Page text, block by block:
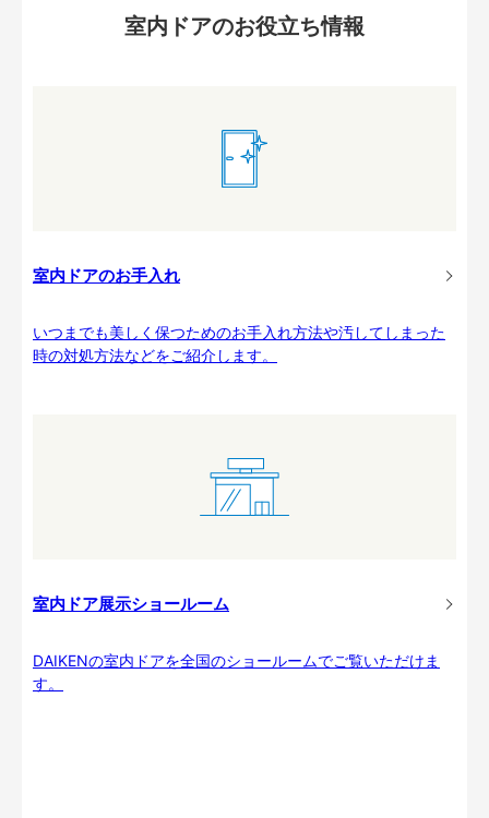
室内ドアのお役立ち情報
室内ドアのお手入れ
いつまでも美しく保つためのお手入れ方法や汚してしまった
時の対処方法などをご紹介します。
室内ドア展示ショールーム
DAIKENの室内ドアを全国のショールームでご覧いただけま
す。